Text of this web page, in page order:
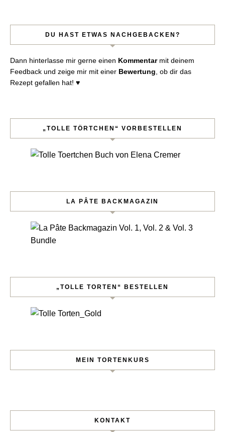
DU HAST ETWAS NACHGEBACKEN?
Dann hinterlasse mir gerne einen Kommentarmit deinem
Feedback und zeige mir mit einer Bewertung , ob dir das
Rezept gefallen hat! ♥︎
„TOLLE TÖRTCHEN“ VORBESTELLEN
LA PÂTE BACKMAGAZIN
„TOLLE TORTEN“ BESTELLEN
MEIN TORTENKURS
KONTAKT